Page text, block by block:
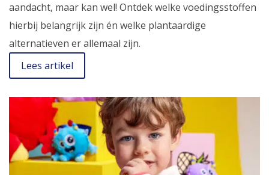
aandacht, maar kan wel! Ontdek welke voedingsstoffen
hierbij belangrijk zijn én welke plantaardige
alternatieven er allemaal zijn.
Lees artikel